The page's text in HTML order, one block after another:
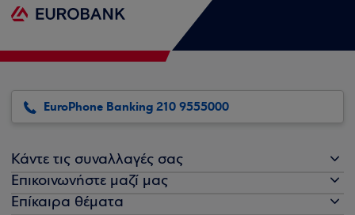
EuroPhone Banking 210 9555000
Κάντε τις συναλλαγές σας
Επικοινωνήστε μαζί μας
Επίκαιρα θέματα